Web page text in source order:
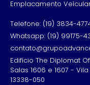
Emplacamento
Telefone: (19) 3834-
Whatsapp: (19) 99175-
Edifício The Diplomat
Salas 1606 e 1607 -
13338-050